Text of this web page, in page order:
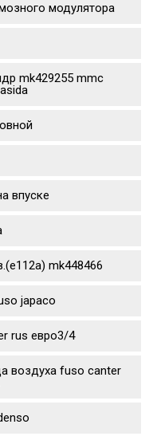
модулятора
mk429255 mmc
впуске
mk448466
japaco
rus евро3/4
воздуха fuso canter